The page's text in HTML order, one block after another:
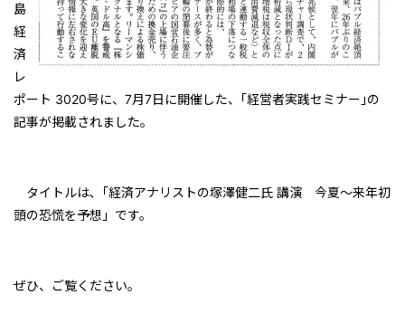
島
経
済
レ
ポート 3020号に、 7月7日に開催した、｢経営者実践セミナー｣の
記事が掲載されました。
タイトルは､ 「経済アナリストの塚澤健二氏 講演 今夏～来年初
頭の恐慌を予想」です。
ぜひ、ご覧ください。